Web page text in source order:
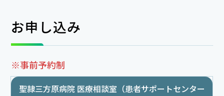
お申し込み
※事前予約制
聖隷三方原病院 医療相談室（患者サポートセンター